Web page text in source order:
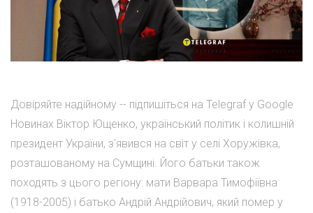
Довіряйте надійному -- підпишіться на Telegraf у Google
Новинах Віктор Ющенко, український політик і колишній
президент України, з'явився на світ у селі Хоружівка,
розташованому на Сумщині. Його батьки також
походять з цього регіону: мати Варвара Тимофіївна
(1918-2005) і батько Андрій Андрійович, який помер у